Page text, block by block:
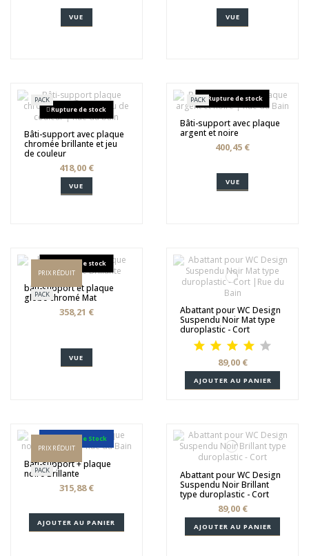
VUE VUE
PACK
Rupture de stock
Bâti-support avec plaque
chromée brillante et jeu
de couleur
418,00 €
VUE
PACK Rupture de stock
Bâti-support avec plaque
argent et noire
400,45 €
VUE
PRIX RÉDUIT
PACK
Rupture de stock
bâti-support et plaque
globe chromé Mat
358,21 €
VUE
Abattant pour WC Design
Suspendu Noir Mat type
duroplastic - Cort
89,00 €
AJOUTER AU PANIER
PRIX RÉDUIT
PACK
Rupture de Stock
Bâti-support + plaque
noire Brillante
315,88 €
AJOUTER AU PANIER
Abattant pour WC Design
Suspendu Noir Brillant
type duroplastic - Cort
89,00 €
AJOUTER AU PANIER